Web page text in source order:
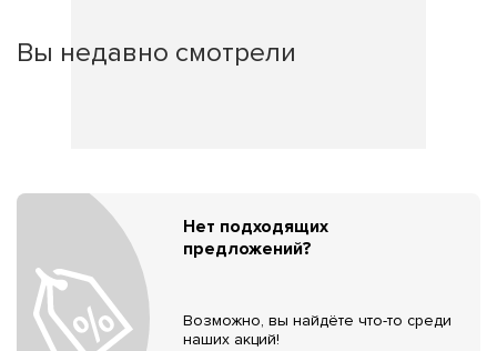
Вы недавно смотрели
Нет подходящих
предложений?
Возможно, вы найдёте что-то среди
наших акций!